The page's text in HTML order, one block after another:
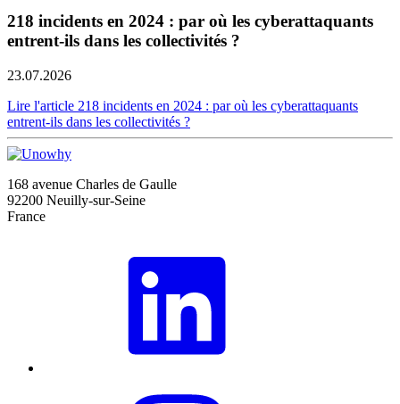
218 incidents en 2024 : par où les cyberattaquants
entrent-ils dans les collectivités ?
23.07.2026
Lire l'article 218 incidents en 2024 : par où les cyberattaquants
entrent-ils dans les collectivités ?
168 avenue Charles de Gaulle
92200 Neuilly-sur-Seine
France